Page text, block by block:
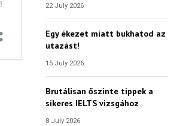
22 July 2026
Egy ékezet miatt bukhatod az
utazást!
15 July 2026
Brutálisan őszinte tippek a
sikeres IELTS vizsgához
8 July 2026